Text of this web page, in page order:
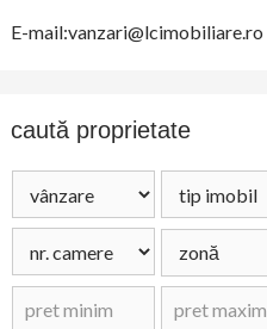
E-mail:vanzari@lcimobiliare.ro
caută proprietate